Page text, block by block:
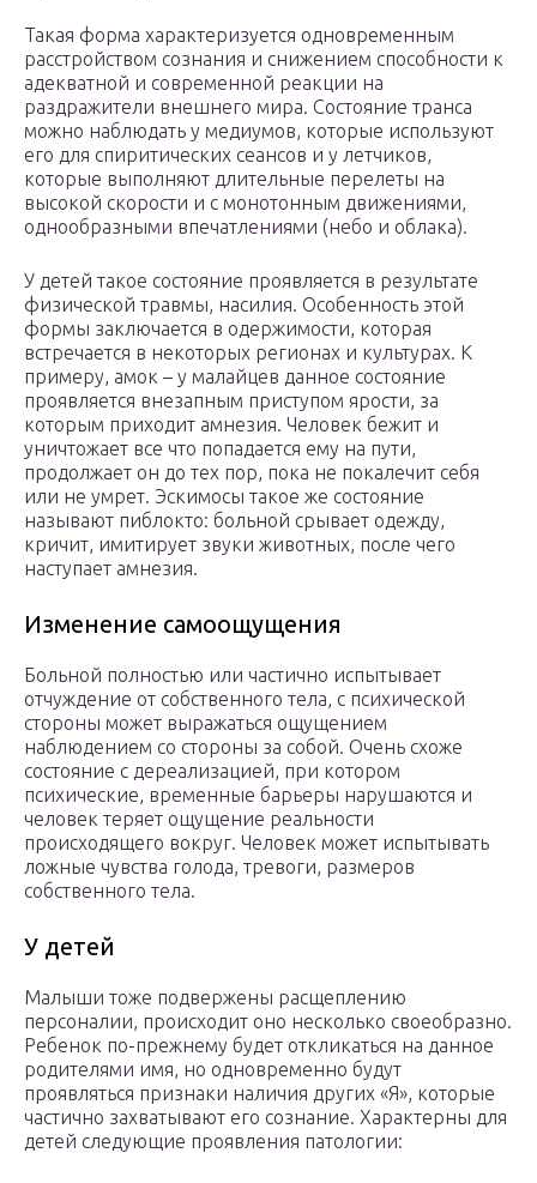
Такая форма характеризуется одновременным
расстройством сознания и снижением способности к
адекватной и современной реакции на
раздражители внешнего мира. Состояние транса
можно наблюдать у медиумов, которые используют
его для спиритических сеансов и у летчиков,
которые выполняют длительные перелеты на
высокой скорости и с монотонным движениями,
однообразными впечатлениями (небо и облака).
У детей такое состояние проявляется в результате
физической травмы, насилия. Особенность этой
формы заключается в одержимости, которая
встречается в некоторых регионах и культурах. К
примеру, амок – у малайцев данное состояние
проявляется внезапным приступом ярости, за
которым приходит амнезия. Человек бежит и
уничтожает все что попадается ему на пути,
продолжает он до тех пор, пока не покалечит себя
или не умрет. Эскимосы такое же состояние
называют пиблокто: больной срывает одежду,
кричит, имитирует звуки животных, после чего
наступает амнезия.
Изменение самоощущения
Больной полностью или частично испытывает
отчуждение от собственного тела, с психической
стороны может выражаться ощущением
наблюдением со стороны за собой. Очень схоже
состояние с дереализацией, при котором
психические, временные барьеры нарушаются и
человек теряет ощущение реальности
происходящего вокруг. Человек может испытывать
ложные чувства голода, тревоги, размеров
собственного тела.
У детей
Малыши тоже подвержены расщеплению
персоналии, происходит оно несколько своеобразно.
Ребенок по-прежнему будет откликаться на данное
родителями имя, но одновременно будут
проявляться признаки наличия других «Я», которые
частично захватывают его сознание. Характерны для
детей следующие проявления патологии: